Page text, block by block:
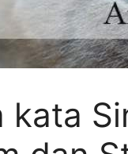
kata